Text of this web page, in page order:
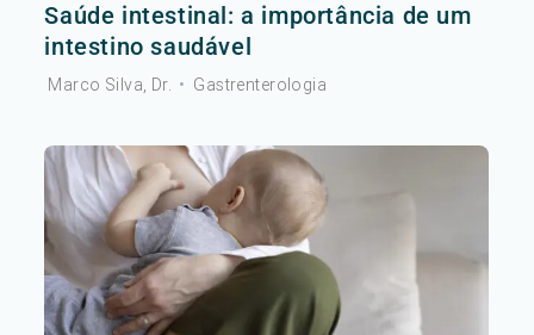
Saúde intestinal: a importância de um
intestino saudável
Marco Silva, Dr. • Gastrenterologia